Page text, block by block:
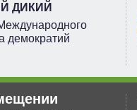
ДИКИЙ
демократий